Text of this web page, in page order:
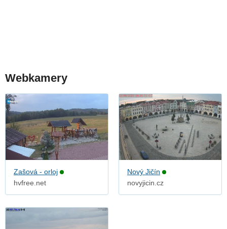
Webkamery
Zašová - orloj
hvfree.net
Nový Jičín
novyjicin.cz